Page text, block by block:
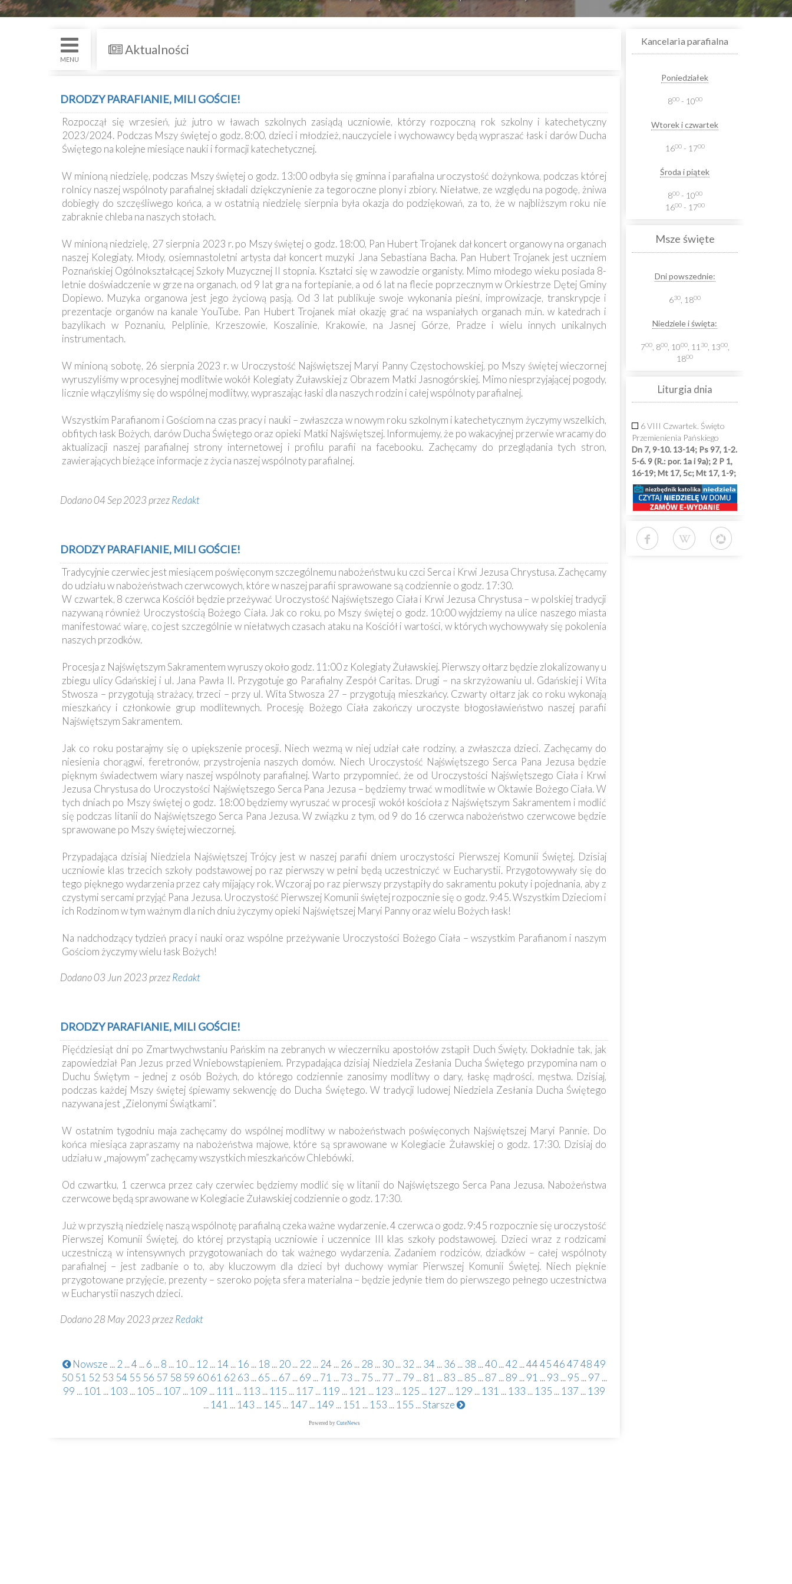
św.
i
Duszpasterze
Małoletnich
MENU
Aktualności
DRODZY PARAFIANIE, MILI GOŚCIE!
Rozpoczął się wrzesień, już jutro w ławach szkolnych zasiądą uczniowie, którzy rozpoczną rok szkolny i katechetyczny
2023/2024. Podczas Mszy świętej o godz. 8:00, dzieci i młodzież, nauczyciele i wychowawcy będą wypraszać łask i darów Ducha
Świętego na kolejne miesiące nauki i formacji katechetycznej.
W minioną niedzielę, podczas Mszy świętej o godz. 13:00 odbyła się gminna i parafialna uroczystość dożynkowa, podczas której
rolnicy naszej wspólnoty parafialnej składali dziękczynienie za tegoroczne plony i zbiory. Niełatwe, ze względu na pogodę, żniwa
dobiegły do szczęśliwego końca, a w ostatnią niedzielę sierpnia była okazja do podziękowań, za to, że w najbliższym roku nie
zabraknie chleba na naszych stołach.
W minioną niedzielę, 27 sierpnia 2023 r. po Mszy świętej o godz. 18:00, Pan Hubert Trojanek dał koncert organowy na organach
naszej Kolegiaty. Młody, osiemnastoletni artysta dał koncert muzyki Jana Sebastiana Bacha. Pan Hubert Trojanek jest uczniem
Poznańskiej Ogólnokształcącej Szkoły Muzycznej II stopnia. Kształci się w zawodzie organisty. Mimo młodego wieku posiada 8-
letnie doświadczenie w grze na organach, od 9 lat gra na fortepianie, a od 6 lat na flecie poprzecznym w Orkiestrze Dętej Gminy
Dopiewo. Muzyka organowa jest jego życiową pasją. Od 3 lat publikuje swoje wykonania pieśni, improwizacje, transkrypcje i
prezentacje organów na kanale YouTube. Pan Hubert Trojanek miał okazję grać na wspaniałych organach m.in. w katedrach i
bazylikach w Poznaniu, Pelplinie, Krzeszowie, Koszalinie, Krakowie, na Jasnej Górze, Pradze i wielu innych unikalnych
instrumentach.
W minioną sobotę, 26 sierpnia 2023 r. w Uroczystość Najświętszej Maryi Panny Częstochowskiej, po Mszy świętej wieczornej
wyruszyliśmy w procesyjnej modlitwie wokół Kolegiaty Żuławskiej z Obrazem Matki Jasnogórskiej. Mimo niesprzyjającej pogody,
licznie włączyliśmy się do wspólnej modlitwy, wypraszając łaski dla naszych rodzin i całej wspólnoty parafialnej.
Wszystkim Parafianom i Gościom na czas pracy i nauki – zwłaszcza w nowym roku szkolnym i katechetycznym życzymy wszelkich,
obfitych łask Bożych, darów Ducha Świętego oraz opieki Matki Najświętszej. Informujemy, że po wakacyjnej przerwie wracamy do
aktualizacji naszej parafialnej strony internetowej i profilu parafii na facebooku. Zachęcamy do przeglądania tych stron,
zawierających bieżące informacje z życia naszej wspólnoty parafialnej.
Dodano 04 Sep 2023 przezRedakt
DRODZY PARAFIANIE, MILI GOŚCIE!
Tradycyjnie czerwiec jest miesiącem poświęconym szczególnemu nabożeństwu ku czci Serca i Krwi Jezusa Chrystusa. Zachęcamy
do udziału w nabożeństwach czerwcowych, które w naszej parafii sprawowane są codziennie o godz. 17:30.
W czwartek, 8 czerwca Kościół będzie przeżywać Uroczystość Najświętszego Ciała i Krwi Jezusa Chrystusa – w polskiej tradycji
nazywaną również Uroczystością Bożego Ciała. Jak co roku, po Mszy świętej o godz. 10:00 wyjdziemy na ulice naszego miasta
manifestować wiarę, co jest szczególnie w niełatwych czasach ataku na Kościół i wartości, w których wychowywały się pokolenia
naszych przodków.
Procesja z Najświętszym Sakramentem wyruszy około godz. 11:00 z Kolegiaty Żuławskiej. Pierwszy ołtarz będzie zlokalizowany u
zbiegu ulicy Gdańskiej i ul. Jana Pawła II. Przygotuje go Parafialny Zespół Caritas. Drugi – na skrzyżowaniu ul. Gdańskiej i Wita
Stwosza – przygotują strażacy, trzeci – przy ul. Wita Stwosza 27 – przygotują mieszkańcy. Czwarty ołtarz jak co roku wykonają
mieszkańcy i członkowie grup modlitewnych. Procesję Bożego Ciała zakończy uroczyste błogosławieństwo naszej parafii
Najświętszym Sakramentem.
Jak co roku postarajmy się o upiększenie procesji. Niech wezmą w niej udział całe rodziny, a zwłaszcza dzieci. Zachęcamy do
niesienia chorągwi, feretronów, przystrojenia naszych domów. Niech Uroczystość Najświętszego Serca Pana Jezusa będzie
pięknym świadectwem wiary naszej wspólnoty parafialnej. Warto przypomnieć, że od Uroczystości Najświętszego Ciała i Krwi
Jezusa Chrystusa do Uroczystości Najświętszego Serca Pana Jezusa – będziemy trwać w modlitwie w Oktawie Bożego Ciała. W
tych dniach po Mszy świętej o godz. 18:00 będziemy wyruszać w procesji wokół kościoła z Najświętszym Sakramentem i modlić
się podczas litanii do Najświętszego Serca Pana Jezusa. W związku z tym, od 9 do 16 czerwca nabożeństwo czerwcowe będzie
sprawowane po Mszy świętej wieczornej.
Przypadająca dzisiaj Niedziela Najświętszej Trójcy jest w naszej parafii dniem uroczystości Pierwszej Komunii Świętej. Dzisiaj
uczniowie klas trzecich szkoły podstawowej po raz pierwszy w pełni będą uczestniczyć w Eucharystii. Przygotowywały się do
tego pięknego wydarzenia przez cały mijający rok. Wczoraj po raz pierwszy przystąpiły do sakramentu pokuty i pojednania, aby z
czystymi sercami przyjąć Pana Jezusa. Uroczystość Pierwszej Komunii świętej rozpocznie się o godz. 9:45. Wszystkim Dzieciom i
ich Rodzinom w tym ważnym dla nich dniu życzymy opieki Najświętszej Maryi Panny oraz wielu Bożych łask!
Na nadchodzący tydzień pracy i nauki oraz wspólne przeżywanie Uroczystości Bożego Ciała – wszystkim Parafianom i naszym
Gościom życzymy wielu łask Bożych!
Dodano 03 Jun 2023 przezRedakt
DRODZY PARAFIANIE, MILI GOŚCIE!
Pięćdziesiąt dni po Zmartwychwstaniu Pańskim na zebranych w wieczerniku apostołów zstąpił Duch Święty. Dokładnie tak, jak
zapowiedział Pan Jezus przed Wniebowstąpieniem. Przypadająca dzisiaj Niedziela Zesłania Ducha Świętego przypomina nam o
Duchu Świętym – jednej z osób Bożych, do którego codziennie zanosimy modlitwy o dary, łaskę mądrości, męstwa. Dzisiaj,
podczas każdej Mszy świętej śpiewamy sekwencję do Ducha Świętego. W tradycji ludowej Niedziela Zesłania Ducha Świętego
nazywana jest „Zielonymi Świątkami”.
W ostatnim tygodniu maja zachęcamy do wspólnej modlitwy w nabożeństwach poświęconych Najświętszej Maryi Pannie. Do
końca miesiąca zapraszamy na nabożeństwa majowe, które są sprawowane w Kolegiacie Żuławskiej o godz. 17:30. Dzisiaj do
udziału w „majowym” zachęcamy wszystkich mieszkańców Chlebówki.
Od czwartku, 1 czerwca przez cały czerwiec będziemy modlić się w litanii do Najświętszego Serca Pana Jezusa. Nabożeństwa
czerwcowe będą sprawowane w Kolegiacie Żuławskiej codziennie o godz. 17:30.
Już w przyszłą niedzielę naszą wspólnotę parafialną czeka ważne wydarzenie. 4 czerwca o godz. 9:45 rozpocznie się uroczystość
Pierwszej Komunii Świętej, do której przystąpią uczniowie i uczennice III klas szkoły podstawowej. Dzieci wraz z rodzicami
uczestniczą w intensywnych przygotowaniach do tak ważnego wydarzenia. Zadaniem rodziców, dziadków – całej wspólnoty
parafialnej – jest zadbanie o to, aby kluczowym dla dzieci był duchowy wymiar Pierwszej Komunii Świętej. Niech pięknie
przygotowane przyjęcie, prezenty – szeroko pojęta sfera materialna – będzie jedynie tłem do pierwszego pełnego uczestnictwa
w Eucharystii naszych dzieci.
Dodano 28 May 2023 przezRedakt
Nowsze ... 2 ...4 ...6 ...8 ... 10... 12 ... 14 ... 16 ... 18 ... 20... 22 ... 24 ... 26 ... 28 ...30...32 ...34 ...36 ...38 ...40...42 ...444546474849
50 51 52 53 54 55 56 57 58 59 6061 62 63 ...65 ...67 ...69 ...71 ...73 ...75 ...77 ...79 ...81 ...83 ...85 ...87 ...89 ...91 ...93 ...95 ...97 ...
99 ... 101 ... 103 ... 105 ... 107 ... 109 ... 111 ... 113 ... 115 ... 117 ... 119 ... 121 ... 123 ... 125 ... 127 ... 129 ... 131 ... 133 ... 135 ... 137 ... 139
... 141 ... 143 ... 145 ... 147 ... 149 ... 151 ... 153 ... 155 ...Starsze
Powered by CuteNews
Kancelaria parafialna
Poniedziałek
800- 1000
Wtorek i czwartek
1600- 1700
Środa i piątek
800- 1000
1600- 1700
Msze święte
Dni powszednie:
630 , 1800
Niedziele i święta:
700, 800, 1000, 11 30, 1300,
1800
Liturgia dnia
6 VIII Czwartek. Święto
Przemienienia Pańskiego
Dn 7, 9-10. 13-14; Ps 97, 1-2.
5-6. 9 (R.: por. 1a i 9a); 2 P 1,
16-19; Mt 17, 5c; Mt 17, 1-9;